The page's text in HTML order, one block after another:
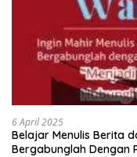
6 April 2025
Belajar Menulis Berita
Bergabunglah Dengan